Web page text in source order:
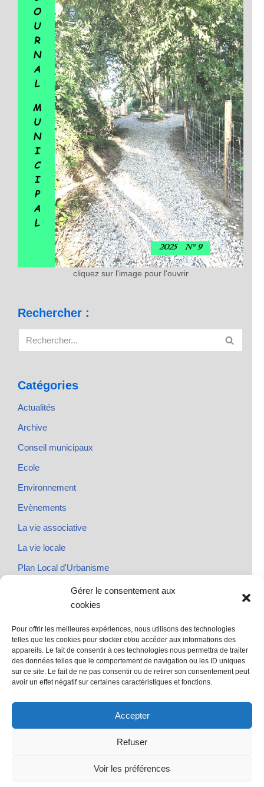
Gérer le consentement aux
cookies
Pour offrir les meilleures expériences, nous utilisons des technologies
telles que les cookies pour stocker et/ou accéder aux informations des
appareils. Le fait de consentir à ces technologies nous permettra de traiter
des données telles que le comportement de navigation ou les ID uniques
sur ce site. Le fait de ne pas consentir ou de retirer son consentement peut
avoir un effet négatif sur certaines caractéristiques et fonctions.
Accepter
Refuser
Voir les préférences
cliquez sur l'image pour l'ouvrir
Rechercher :
Catégories
Actualités
Archive
Conseil municipaux
Ecole
Environnement
Evènements
La vie associative
La vie locale
Plan Local d'Urbanisme
@ Sainte Marie des Champs
Mentions légales
©Sainte Marie des Champs propulsé par